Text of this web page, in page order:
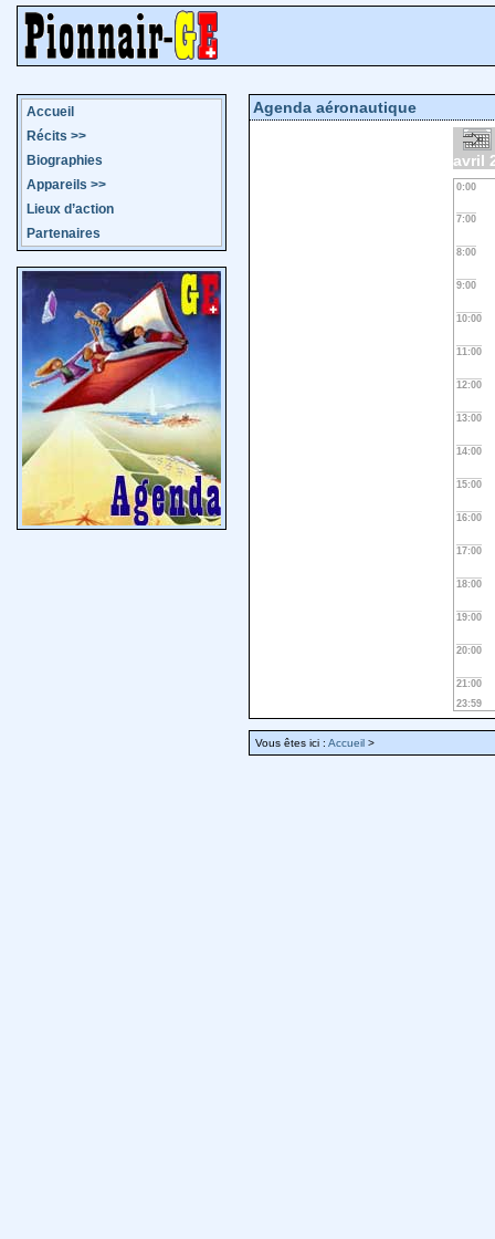
Accueil
Récits >>
Biographies
Appareils >>
Lieux d’action
Partenaires
Agenda aéronautique
avril
0:00
7:00
8:00
9:00
10:00
11:00
12:00
13:00
14:00
15:00
16:00
17:00
18:00
19:00
20:00
21:00
23:59
Vous êtes ici : Accueil >